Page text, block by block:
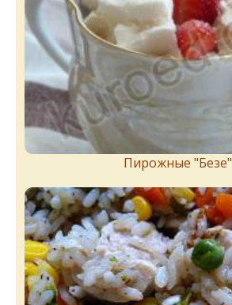
Пирожныe "Бeзe"